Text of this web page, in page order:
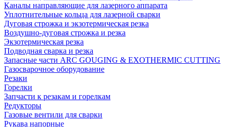
Каналы направляющие для лазерного аппарата
Уплотнительные кольца для лазерной сварки
Дуговая строжка и экзотермическая резка
Воздушно-дуговая строжка и резка
Экзотермическая резка
Подводная сварка и резка
Запасные части ARC GOUGING & EXOTHERMIC CUTTING
Газосварочное оборудование
Резаки
Горелки
Запчасти к резакам и горелкам
Редукторы
Газовые вентили для сварки
Рукава напорные